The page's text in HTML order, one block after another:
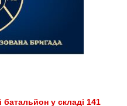
у складі 141